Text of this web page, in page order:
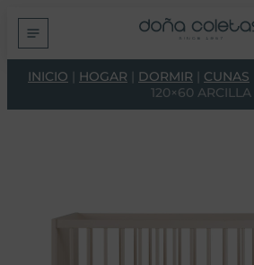
INICIO | HOGAR | DORMIR | CUNAS
120×60 ARCILLA